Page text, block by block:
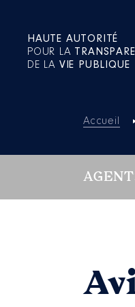
HAUTE AUTORITÉ
POUR LA
DE LA VIE PUBLIQUE
Accueil